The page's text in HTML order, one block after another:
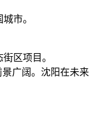
市。
区项目。
广阔。沈阳在未来